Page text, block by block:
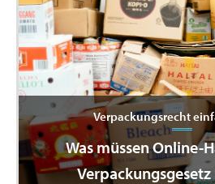
Verpackungsrecht
Was müssen Online-